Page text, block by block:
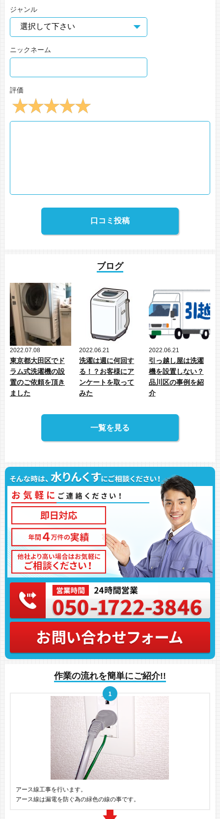
ジャンル
ニックネーム
評価
ブログ
2022.07.08
東京都大田区でド
ラム式洗濯機の設
置のご依頼を頂き
ました
2022.06.21
洗濯は週に何回す
る！？お客様にア
ンケートを取って
みた
2022.06.21
引っ越し屋は洗濯
機を設置しない？
品川区の事例を紹
介
一覧を見る
作業の流れを簡単にご紹介!!
アース線工事を行います。
アース線は漏電を防ぐ為の緑色の線の事です。